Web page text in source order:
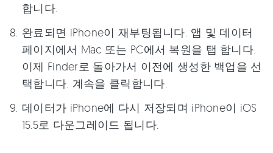
합니다.
완료되면 iPhone이 재부팅됩니다. 앱 및 데이터
페이지에서 Mac 또는 PC에서 복원을 탭 합니다.
이제 Finder로 돌아가서 이전에 생성한 백업을 선
택합니다. 계속을 클릭합니다.
데이터가 iPhone에 다시 저장되며 iPhone이 iOS
15.5로 다운그레이드 됩니다.